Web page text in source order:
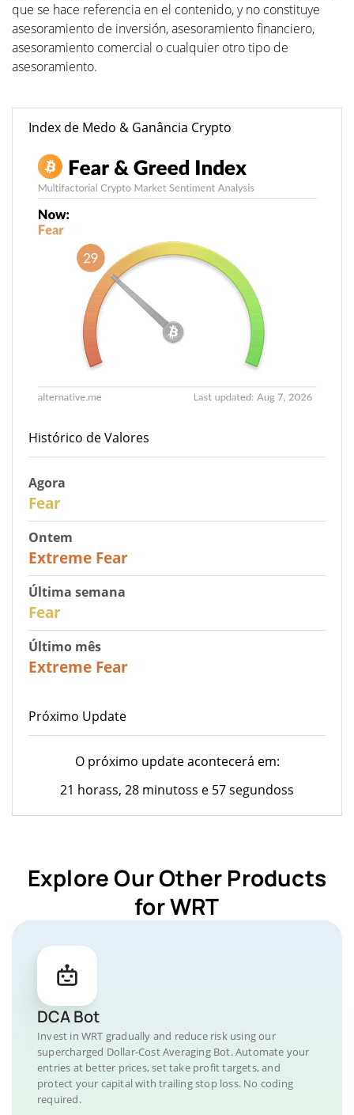
que se hace referencia en el contenido, y no constituye
asesoramiento de inversión, asesoramiento financiero,
asesoramiento comercial o cualquier otro tipo de
asesoramiento.
Index de Medo & Ganância Crypto
Histórico de Valores
Agora
Fear
Ontem
Extreme Fear
Última semana
Fear
Último mês
Extreme Fear
Próximo Update
O próximo update acontecerá em:
21 horass, 28 minutoss e 57 segundoss
Explore Our Other Products
for WRT
DCA Bot
Invest in WRT gradually and reduce risk using our
supercharged Dollar-Cost Averaging Bot. Automate your
entries at better prices, set take profit targets, and
protect your capital with trailing stop loss. No coding
required.